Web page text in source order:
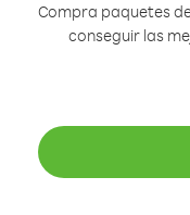
Compra paquetes
conseguir las